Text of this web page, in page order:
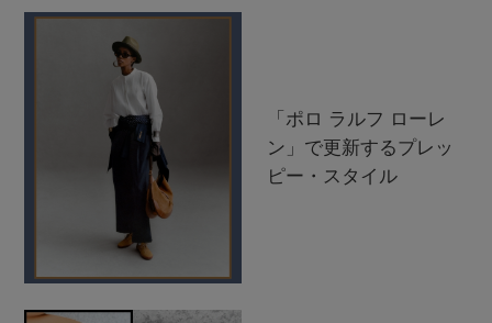
「ポロ ラルフ ローレ
ン」で更新するプレッ
ピー・スタイル